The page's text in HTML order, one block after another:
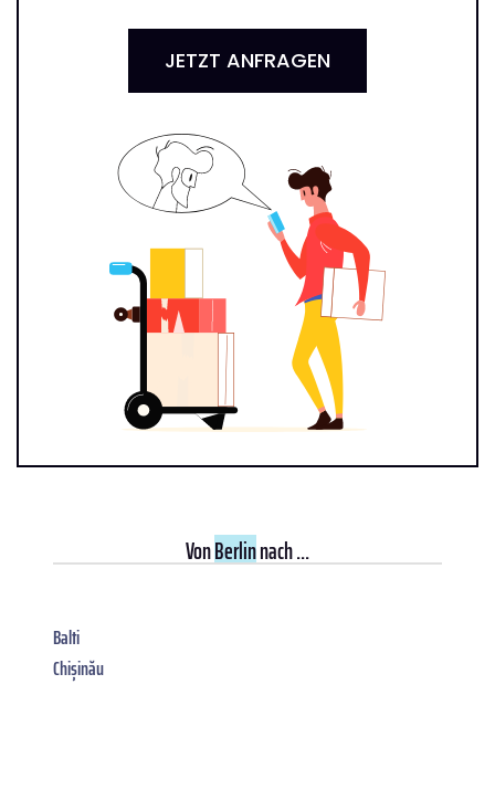
JETZT ANFRAGEN
VonBerlinnach ...
Balti
Chișinău